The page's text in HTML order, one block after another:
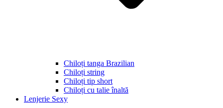
Chiloți tanga Brazilian
Chiloți string
Chiloți tip short
Chiloți cu talie înaltă
Lenjerie Sexy